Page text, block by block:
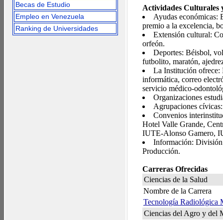
Becas de Estudio
Empleo en Venezuela
Ranking de Universidades
Actividades Culturales
Ayudas económicas:
premio a la excelencia,
Extensión cultural:
orfeón.
Deportes: Béisbol,
futbolito, maratón,
La Institución ofrece:
informática, correo
servicio médico-
Organizaciones
Agrupaciones
Convenios
Hotel Valle Grande,
IUTE-Alonso Gamero,
Información:
Producción.
Carreras Ofrecidas
Ciencias de la Salud
Nombre de la Carrera
Tecnología Radiológica
Ciencias del Agro y del